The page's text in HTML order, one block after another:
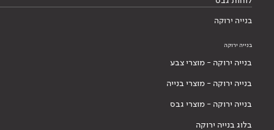
בנייה ירוקה
בנייה ירוקה
בנייה ירוקה - מוצרי צבע
בנייה ירוקה - מוצרי בנייה
בנייה ירוקה - מוצרי גבס
בלוג בנייה ירוקה